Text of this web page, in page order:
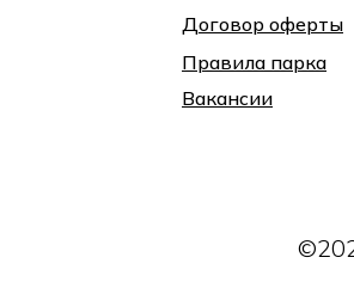
Правила парка
Вакансии
Договор оферты